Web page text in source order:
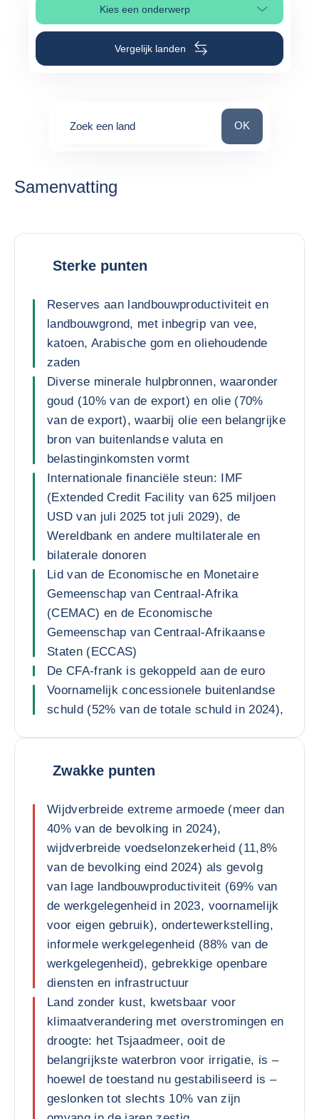
Kies een onderwerp
Selecteer paginasectie
Vergelijk landen
Zoek een land Zoek een land
OK
Samenvatting
Sterke punten
Reserves aan landbouwproductiviteit en
landbouwgrond, met inbegrip van vee,
katoen, Arabische gom en oliehoudende
zaden
Diverse minerale hulpbronnen, waaronder
goud (10% van de export) en olie (70%
van de export), waarbij olie een belangrijke
bron van buitenlandse valuta en
belastinginkomsten vormt
Internationale financiële steun: IMF
(Extended Credit Facility van 625 miljoen
USD van juli 2025 tot juli 2029), de
Wereldbank en andere multilaterale en
bilaterale donoren
Lid van de Economische en Monetaire
Gemeenschap van Centraal-Afrika
(CEMAC) en de Economische
Gemeenschap van Centraal-Afrikaanse
Staten (ECCAS)
De CFA-frank is gekoppeld aan de euro
Voornamelijk concessionele buitenlandse
schuld (52% van de totale schuld in 2024),
Zwakke punten
Wijdverbreide extreme armoede (meer dan
40% van de bevolking in 2024),
wijdverbreide voedselonzekerheid (11,8%
van de bevolking eind 2024) als gevolg
van lage landbouwproductiviteit (69% van
de werkgelegenheid in 2023, voornamelijk
voor eigen gebruik), ondertewerkstelling,
informele werkgelegenheid (88% van de
werkgelegenheid), gebrekkige openbare
diensten en infrastructuur
Land zonder kust, kwetsbaar voor
klimaatverandering met overstromingen en
droogte: het Tsjaadmeer, ooit de
belangrijkste waterbron voor irrigatie, is –
hoewel de toestand nu gestabiliseerd is –
geslonken tot slechts 10% van zijn